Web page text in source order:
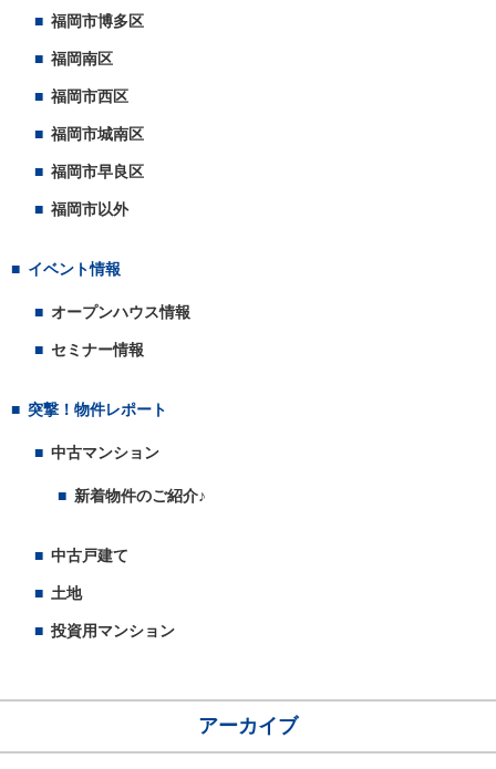
福岡市博多区
福岡南区
福岡市西区
福岡市城南区
福岡市早良区
福岡市以外
イベント情報
オープンハウス情報
セミナー情報
突撃！物件レポート
中古マンション
新着物件のご紹介♪
中古戸建て
土地
投資用マンション
アーカイブ